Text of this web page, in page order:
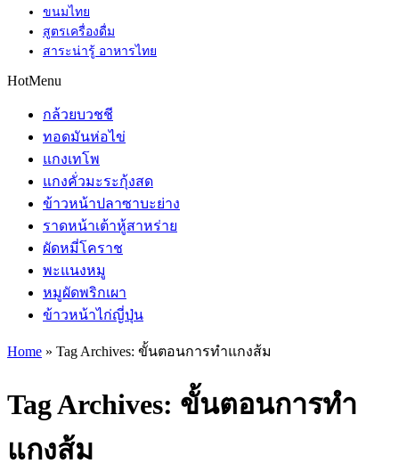
ขนมไทย
สูตรเครื่องดื่ม
สาระน่ารู้ อาหารไทย
HotMenu
กล้วยบวชชี
ทอดมันห่อไข่
แกงเทโพ
แกงคั่วมะระกุ้งสด
ข้าวหน้าปลาซาบะย่าง
ราดหน้าเต้าหู้สาหร่าย
ผัดหมี่โคราช
พะแนงหมู
หมูผัดพริกเผา
ข้าวหน้าไก่ญี่ปุ่น
Home » Tag Archives: ขั้นตอนการทำแกงส้ม
Tag Archives: ขั้นตอนการทำ
แกงส้ม